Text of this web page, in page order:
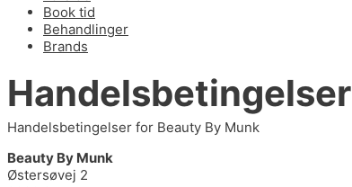
Book tid
Behandlinger
Brands
Handelsbetingelser
Handelsbetingelser for Beauty By Munk
Beauty By Munk
Østersøvej 2